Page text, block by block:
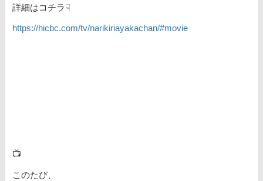
詳細はコチラ☟
https://hicbc.com/tv/narikiriayakachan/#movie
📺
このたび、